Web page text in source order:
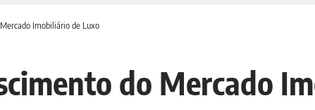
Imobiliário de Luxo
do Mercado